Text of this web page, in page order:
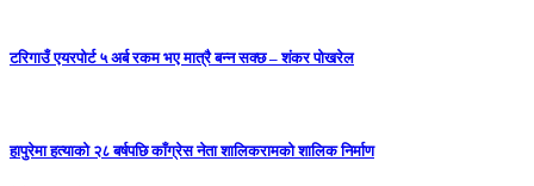
टरिगाउँ एयरपोर्ट ५ अर्ब रकम भए मात्रै बन्न सक्छ – शंकर पोखरेल
हापुरेमा हत्याको २८ बर्षपछि काँग्रेस नेता शालिकरामको शालिक निर्माण